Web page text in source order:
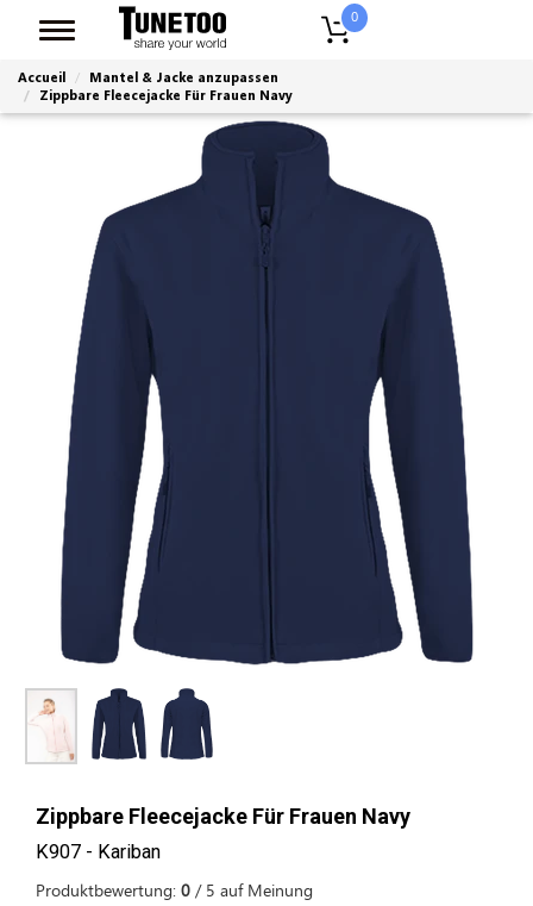
0
Accueil
Mantel & Jacke anzupassen
Zippbare Fleecejacke Für Frauen Navy
Zippbare Fleecejacke Für Frauen Navy
K907 - Kariban
Produktbewertung: 0 / 5 auf Meinung